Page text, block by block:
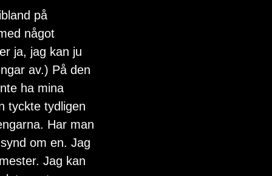
på
något
ja, jag kan ju
av.) På den
ha mina
tyckte tydligen
Har man
om en. Jag
Jag kan